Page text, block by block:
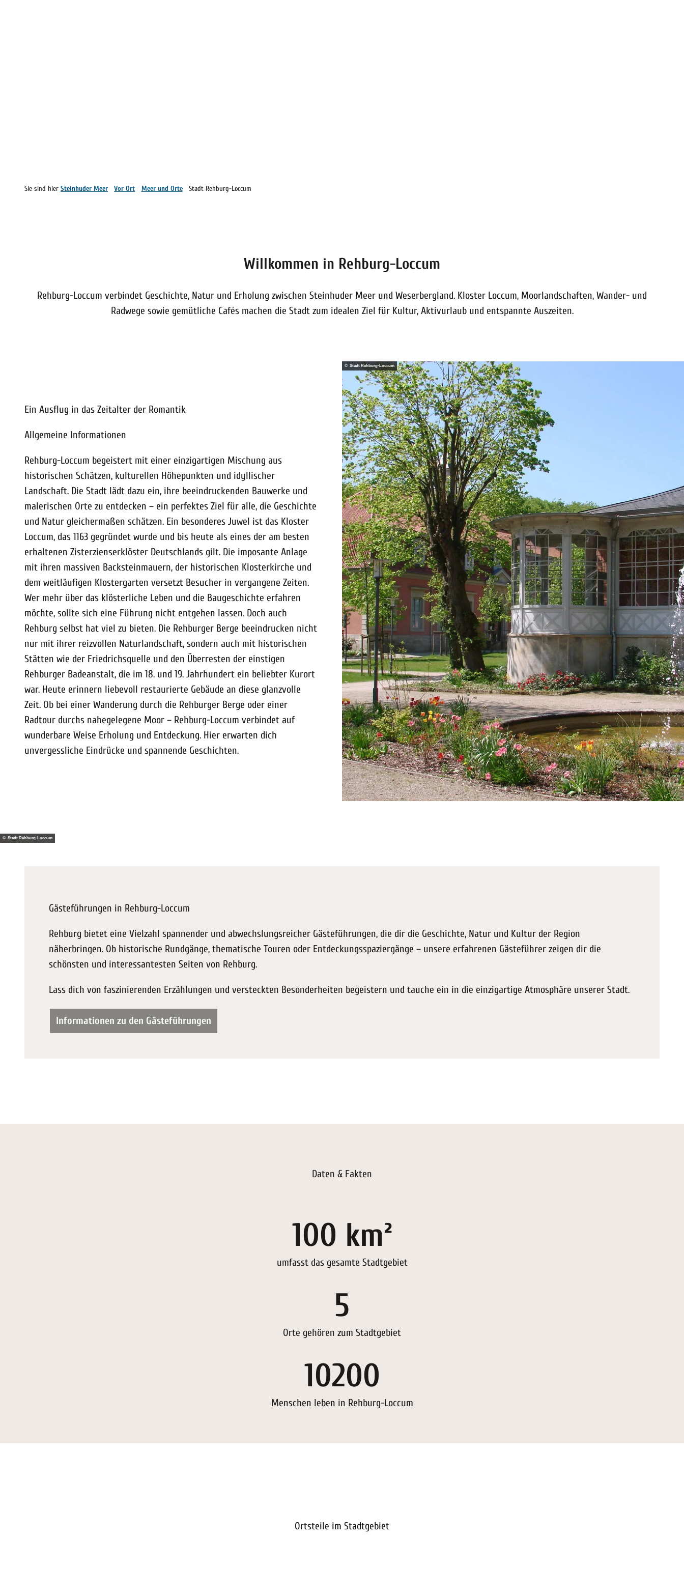
Sie sind hier Steinhuder Meer Vor Ort Meer und Orte Stadt Rehburg-Loccum
Willkommen in Rehburg-Loccum
Rehburg-Loccum verbindet Geschichte, Natur und Erholung zwischen Steinhuder Meer und Weserbergland. Kloster Loccum, Moorlandschaften, Wander- und
Radwege sowie gemütliche Cafés machen die Stadt zum idealen Ziel für Kultur, Aktivurlaub und entspannte Auszeiten.
Ein Ausflug in das Zeitalter der Romantik
Allgemeine Informationen
Rehburg-Loccum begeistert mit einer einzigartigen Mischung aus
historischen Schätzen, kulturellen Höhepunkten und idyllischer
Landschaft. Die Stadt lädt dazu ein, ihre beeindruckenden Bauwerke und
malerischen Orte zu entdecken – ein perfektes Ziel für alle, die Geschichte
und Natur gleichermaßen schätzen. Ein besonderes Juwel ist das Kloster
Loccum, das 1163 gegründet wurde und bis heute als eines der am besten
erhaltenen Zisterzienserklöster Deutschlands gilt. Die imposante Anlage
mit ihren massiven Backsteinmauern, der historischen Klosterkirche und
dem weitläufigen Klostergarten versetzt Besucher in vergangene Zeiten.
Wer mehr über das klösterliche Leben und die Baugeschichte erfahren
möchte, sollte sich eine Führung nicht entgehen lassen. Doch auch
Rehburg selbst hat viel zu bieten. Die Rehburger Berge beeindrucken nicht
nur mit ihrer reizvollen Naturlandschaft, sondern auch mit historischen
Stätten wie der Friedrichsquelle und den Überresten der einstigen
Rehburger Badeanstalt, die im 18. und 19. Jahrhundert ein beliebter Kurort
war. Heute erinnern liebevoll restaurierte Gebäude an diese glanzvolle
Zeit. Ob bei einer Wanderung durch die Rehburger Berge oder einer
Radtour durchs nahegelegene Moor – Rehburg-Loccum verbindet auf
wunderbare Weise Erholung und Entdeckung. Hier erwarten dich
unvergessliche Eindrücke und spannende Geschichten.
© Stadt Rehburg-Loccum
© Stadt Rehburg-Loccum
Gästeführungen in Rehburg-Loccum
Rehburg bietet eine Vielzahl spannender und abwechslungsreicher Gästeführungen, die dir die Geschichte, Natur und Kultur der Region
näherbringen. Ob historische Rundgänge, thematische Touren oder Entdeckungsspaziergänge – unsere erfahrenen Gästeführer zeigen dir die
schönsten und interessantesten Seiten von Rehburg.
Lass dich von faszinierenden Erzählungen und versteckten Besonderheiten begeistern und tauche ein in die einzigartige Atmosphäre unserer Stadt.
Informationen zu den Gästeführungen
Daten & Fakten
100 km²
umfasst das gesamte Stadtgebiet
5
Orte gehören zum Stadtgebiet
10200
Menschen leben in Rehburg-Loccum
Ortsteile im Stadtgebiet